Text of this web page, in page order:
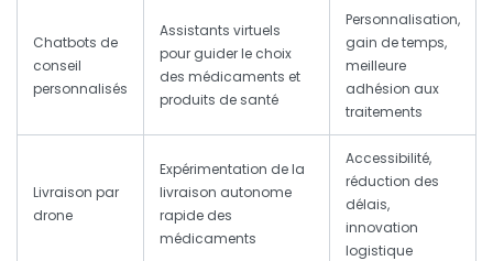
Chatbots de
conseil
personnalisés
Assistants virtuels
pour guider le choix
des médicaments et
produits de santé
Personnalisation,
gain de temps,
meilleure
adhésion aux
traitements
Livraison par
drone
Expérimentation de la
livraison autonome
rapide des
médicaments
Accessibilité,
réduction des
délais,
innovation
logistique